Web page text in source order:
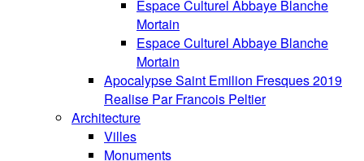
Espace Culturel Abbaye Blanche
Mortain
Espace Culturel Abbaye Blanche
Mortain
Apocalypse Saint Emilion Fresques 2019
Realise Par Francois Peltier
Architecture
Villes
Monuments